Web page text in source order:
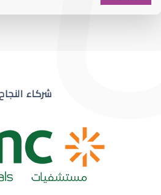
ضعف نظر مفاجئ
شركاء